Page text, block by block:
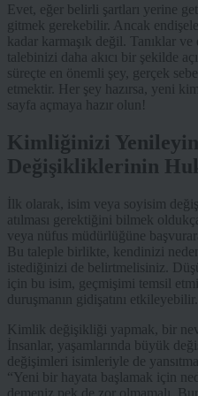
Evet, eğer belirli şartları yerine
gitmek gerekebilir. Ancak
kadar karmaşık değil. Tanıklar
talebinizi daha akıcı bir şekilde
süreçte en önemli şey, gerçek
etmektir. Her şey hazırsa, yeni
sayfa açmaya hazır olun!
Kimliğinizi
Değişikliklerinin
İlk olarak, isim veya soyisim
atılması gerektiğini bilmek
veya nüfus müdürlüğüne
Bu taleple birlikte, kendinizi
istediğinizi de belirtmelisiniz.
için bu isim, geçmişimi temsil
duruşmanın gidişatını etkileyebilir.
Kimlik değişikliği yapmak, bir
İnsanlar, yaşamlarında büyük
değişimleri isimleriyle de
“Yeni bir hayata başlamak için
demeniz pek de zor olmamalı.